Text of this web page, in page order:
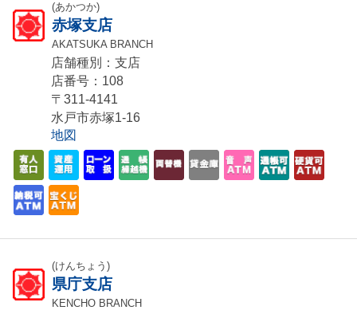
(あかつか)
赤塚支店
AKATSUKA BRANCH
店舗種別：支店
店番号：108
〒311-4141
水戸市赤塚1-16
地図
(けんちょう)
県庁支店
KENCHO BRANCH